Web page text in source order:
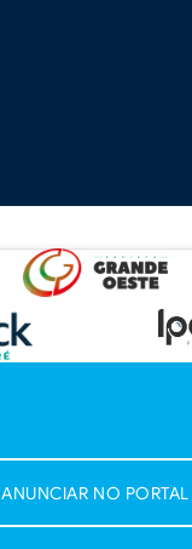
ANUNCIAR NO PORTAL